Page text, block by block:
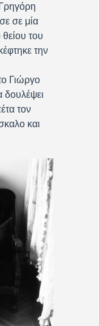
σε μία
του
την
Γιώργο
δουλέψει
τον
και